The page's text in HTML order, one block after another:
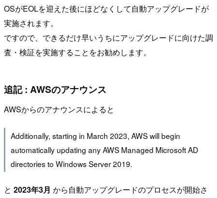
OSがEOLを迎えた後にほどなくして自動アップグレードが
実施されます。
ですので、できるだけ早いうちにアップグレードに向けた調
査・検証を実施することをお勧めします。
追記 : AWSのアナウンス
AWSからのアナウンスによると
Additionally, starting in March 2023, AWS will begin
automatically updating any AWS Managed Microsoft AD
directories to Windows Server 2019.
と 2023年3月 から自動アップグレードのプロセスが開始さ